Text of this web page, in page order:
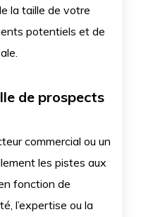
la taille de votre
potentiels et de
de prospects
commercial ou un
les pistes aux
fonction de
l’expertise ou la